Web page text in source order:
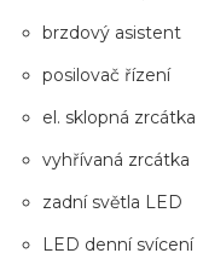
brzdový asistent
posilovač řízení
el. sklopná zrcátka
vyhřívaná zrcátka
zadní světla LED
LED denní svícení